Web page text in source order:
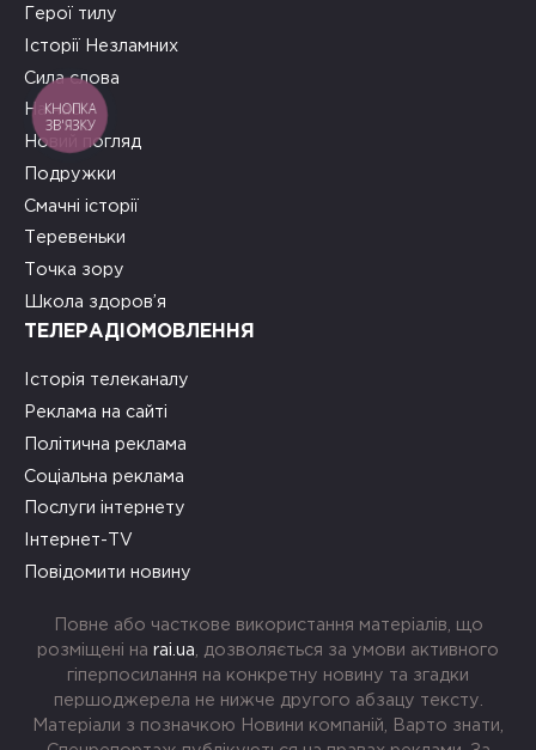
Герої тилу
Історії Незламних
Сила слова
На часі
Новий погляд
Подружки
Смачні історії
Теревеньки
Точка зору
Школа здоров’я
ТЕЛЕРАДІОМОВЛЕННЯ
Історія телеканалу
Реклама на сайті
Політична реклама
Соціальна реклама
Послуги інтернету
Інтернет-TV
Повідомити новину
Повне або часткове використання матеріалів, що
розміщені на rai.ua , дозволяється за умови активного
гіперпосилання на конкретну новину та згадки
першоджерела не нижче другого абзацу тексту.
Матеріали з позначкою Новини компаній, Варто знати,
КНОПКА
ЗВ'ЯЗКУ